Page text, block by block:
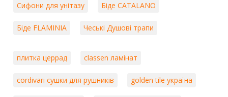
Сифони для унітазу Біде CATALANO
Біде FLAMINIA Чеські Душові трапи
плитка церрад classen ламінат
cordivari сушки для рушників golden tile україна